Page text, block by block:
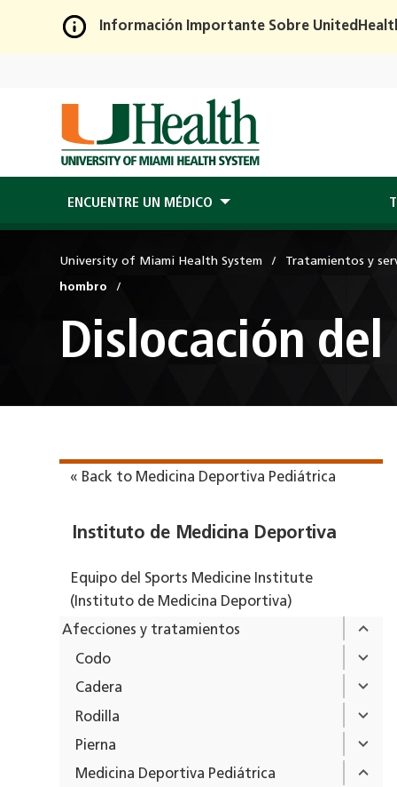
Skip
Main
Content
Información Importante Sobre
ENCUENTRE UN MÉDICO
University of Miami Health System Tratamientos y
hombro
Dislocación
« Back to Medicina Deportiva Pediátrica
Instituto de Medicina Deportiva
Equipo del Sports Medicine Institute
(Instituto de Medicina Deportiva)
Afecciones y tratamientos
Codo
Cadera
Rodilla
Pierna
Medicina Deportiva Pediátrica